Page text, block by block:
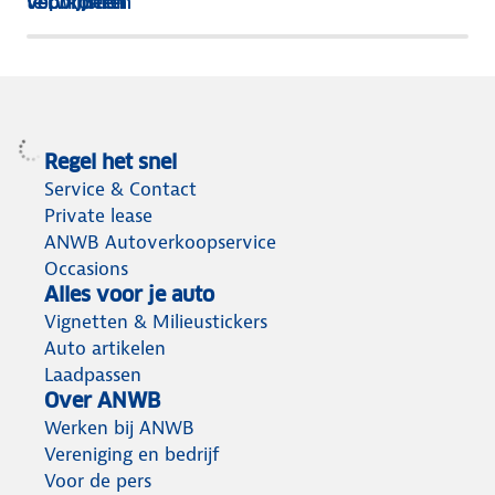
Regel het snel
Service & Contact
Private lease
ANWB Autoverkoopservice
Occasions
Alles voor je auto
Vignetten & Milieustickers
Auto artikelen
Laadpassen
Over ANWB
Werken bij ANWB
Vereniging en bedrijf
Voor de pers